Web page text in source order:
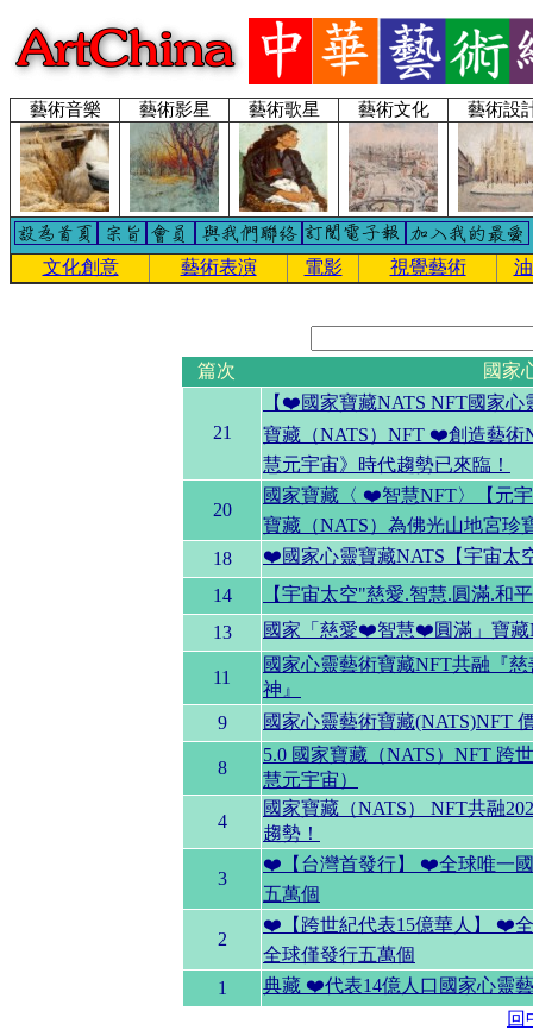
藝術音樂 藝術影星 藝術歌星 藝術文化 藝術設
文化創意 藝術表演 電影 視覺藝術
篇次 國家
21
【❤️國家寶藏NATS NFT國家
寶藏（NATS）NFT ❤️創造藝術
慧元宇宙》時代趨勢已來臨！
20
國家寶藏〈 ❤️智慧NFT〉【元
寶藏（NATS）為佛光山地宮珍
18
❤️國家心靈寶藏NATS【宇宙太
14
【宇宙太空"慈愛.智慧.圓滿.和
13
國家「慈愛❤️智慧❤️圓滿」寶藏
11
國家心靈藝術寶藏NFT共融『
神』
9
國家心靈藝術寶藏(NATS)NFT
8
5.0 國家寶藏（NATS）NFT 跨
慧元宇宙）
4
國家寶藏（NATS） NFT共融
趨勢！
3
❤️【台灣首發行】 ❤️全球唯一
五萬個
2
❤️【跨世紀代表15億華人】 ❤️
全球僅發行五萬個
1
典藏 ❤️代表14億人口國家心靈
回